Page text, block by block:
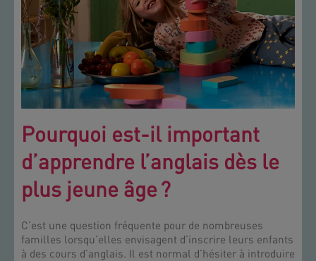
Pourquoi est-il important
d’apprendre l’anglais dès le
plus jeune âge ?
C’est une question fréquente pour de nombreuses
familles lorsqu’elles envisagent d’inscrire leurs enfants
à des cours d’anglais. Il est normal d’hésiter à introduire